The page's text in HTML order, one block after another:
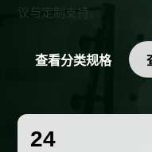
议与定制支持。
查看分类规格
24